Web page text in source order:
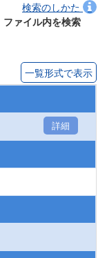
検索のしかた
ファイル内を検索
一覧形式で表示
詳細